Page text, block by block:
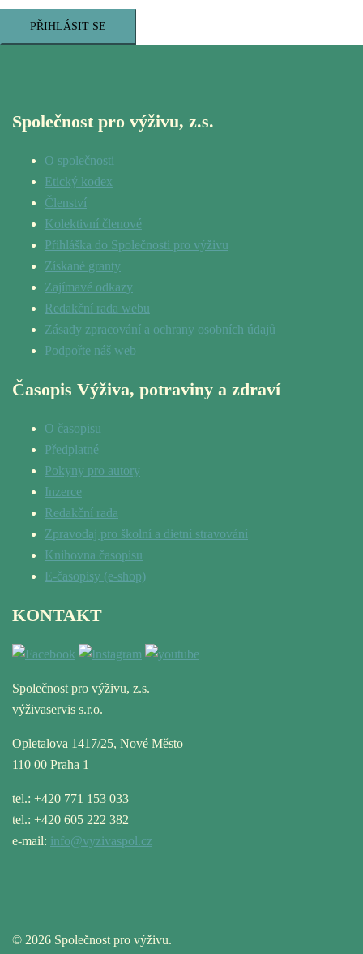
PŘIHLÁSIT SE
Společnost pro výživu, z.s.
O společnosti
Etický kodex
Členství
Kolektivní členové
Přihláška do Společnosti pro výživu
Získané granty
Zajímavé odkazy
Redakční rada webu
Zásady zpracování a ochrany osobních údajů
Podpořte náš web
Časopis Výživa, potraviny a zdraví
O časopisu
Předplatné
Pokyny pro autory
Inzerce
Redakční rada
Zpravodaj pro školní a dietní stravování
Knihovna časopisu
E-časopisy (e-shop)
KONTAKT
Společnost pro výživu, z.s.
výživaservis s.r.o.
Opletalova 1417/25, Nové Město
110 00 Praha 1
tel.: +420 771 153 033
tel.: +420 605 222 382
e-mail: info@vyzivaspol.cz
© 2026 Společnost pro výživu.